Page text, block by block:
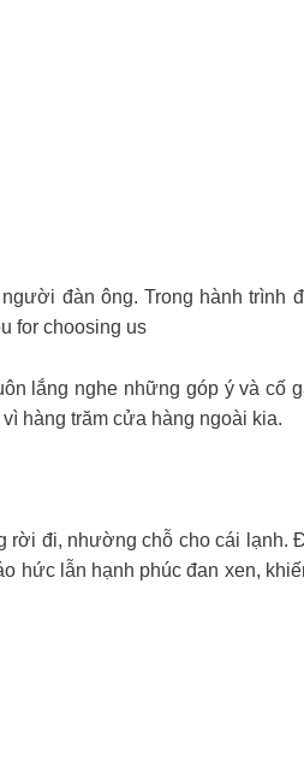
đàn ông. Trong hành trình
for choosing us
lắng nghe những góp ý và cố
hàng trăm cửa hàng ngoài kia.
rời đi, nhường chỗ cho cái
hức lẫn hạnh phúc đan xen,